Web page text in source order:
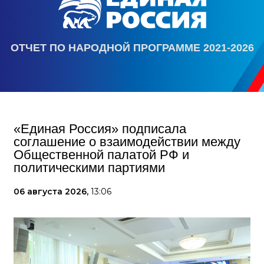
ОТЧЕТ ПО НАРОДНОЙ ПРОГРАММЕ 2021-2026
«Единая Россия» подписала
соглашение о взаимодействии между
Общественной палатой РФ и
политическими партиями
06 августа 2026, 13:06